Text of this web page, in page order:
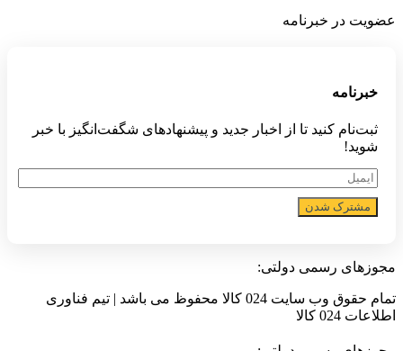
عضویت در خبرنامه
خبر‌نامه
ثبت‌نام کنید تا از اخبار جدید و پیشنهاد‌های شگفت‌انگیز با خبر
شوید!
مشترک شدن
مجوزهای رسمی دولتی:
تمام حقوق وب سایت 024 کالا محفوظ می باشد | تیم فناوری
اطلاعات 024 کالا